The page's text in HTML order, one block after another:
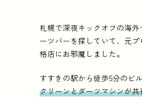
札幌で深夜キックオフの海
ーツバーを探していて、元
格店にお邪魔しました。
すすきの駅から徒歩5分のビ
クリーンとダーツマシンが